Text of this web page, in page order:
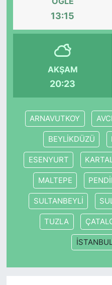
13:15
AKŞAM
20:23
ARNAVUTKOY
BEYLİKDÜZÜ
ESENYURT
MALTEPE
SULTANBEYLİ
TUZLA